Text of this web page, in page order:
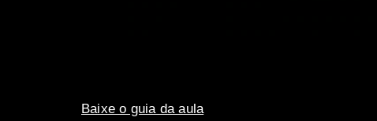
Baixe o guia da aula